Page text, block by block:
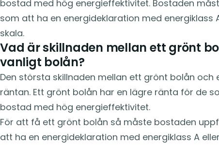
bostad med hög energieffektivitet. Bostaden
som att ha en energideklaration med energiklass
skala.
Vad är skillnaden mellan ett grönt
vanligt bolån?
Den största skillnaden mellan ett grönt bolån och
räntan. Ett grönt bolån har en lägre ränta för de
bostad med hög energieffektivitet.
För att få ett grönt bolån så måste bostaden
att ha en energideklaration med energiklass A